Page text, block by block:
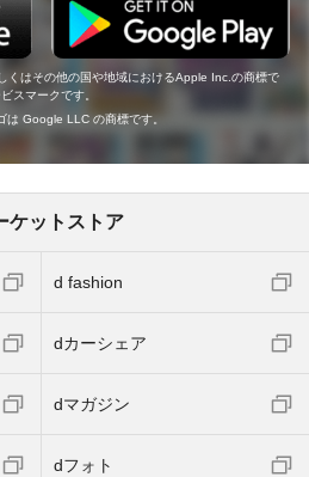
くはその他の国や地域におけるApple Inc.の商標で
スマークです。
Google LLC の商標です。
ケットストア
d fashion
dカーシェア
dマガジン
dフォト